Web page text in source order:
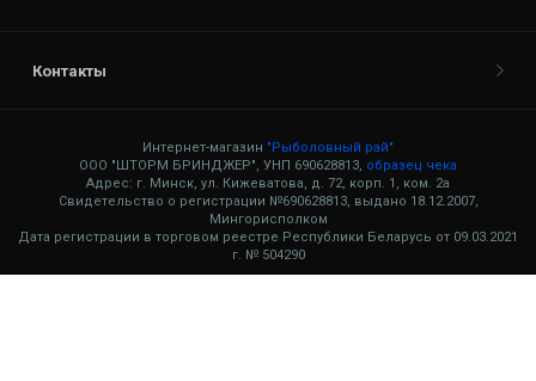
Контакты
Интернет-магазин "Рыболовный рай"
ООО "ШТОРМ БРИНДЖЕР", УНП 690628813, образец чека
Адрес: г. Минск, ул. Кижеватова, д. 72, корп. 1, ком. 2а
Свидетельство о регистрации №690628813, выдано 18.12.2007,
Мингорисполком
Дата регистрации в торговом реестре Республики Беларусь от 09.03.2021
г. № 504290